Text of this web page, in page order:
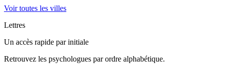
Voir toutes les villes
Lettres
Un accès rapide par initiale
Retrouvez les psychologues par ordre alphabétique.